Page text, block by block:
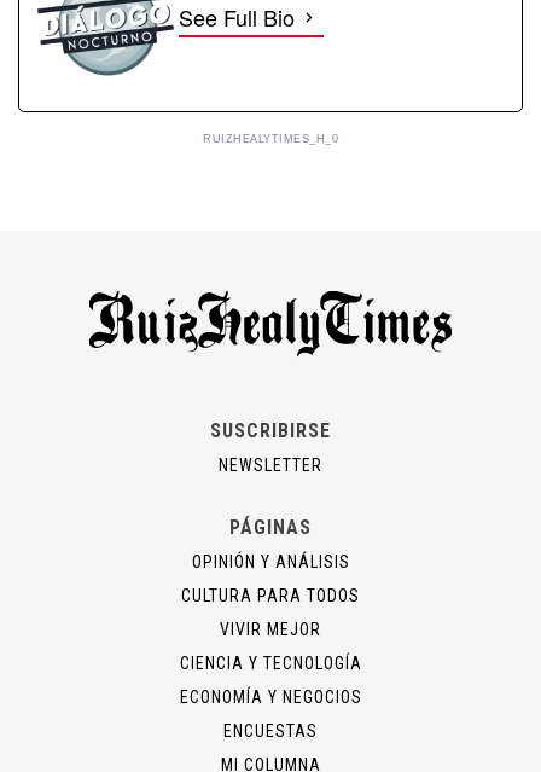
See Full Bio
RUIZHEALYTIMES_H_0
SUSCRIBIRSE
NEWSLETTER
PÁGINAS
OPINIÓN Y ANÁLISIS
CULTURA PARA TODOS
VIVIR MEJOR
CIENCIA Y TECNOLOGÍA
ECONOMÍA Y NEGOCIOS
ENCUESTAS
MI COLUMNA